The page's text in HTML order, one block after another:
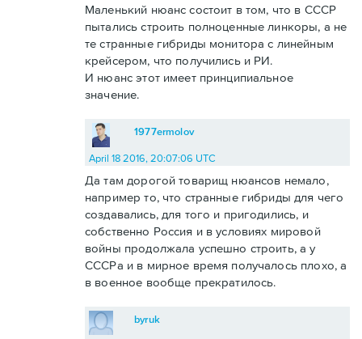
Маленький нюанс состоит в том, что в СССР
пытались строить полноценные линкоры, а не
те странные гибриды монитора с линейным
крейсером, что получились и РИ.
И нюанс этот имеет принципиальное
значение.
1977ermolov
April 18 2016, 20:07:06 UTC
Да там дорогой товарищ нюансов немало,
например то, что странные гибриды для чего
создавались, для того и пригодились, и
собственно Россия и в условиях мировой
войны продолжала успешно строить, а у
СССРа и в мирное время получалось плохо, а
в военное вообще прекратилось.
byruk